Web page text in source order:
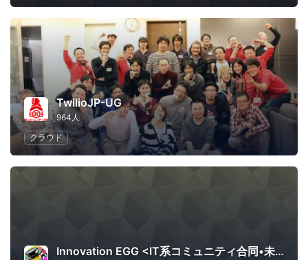
TwilioJP-UG
964人
クラウド
Innovation EGG <IT系コミュニティ合同•未経験者向け勉強会>